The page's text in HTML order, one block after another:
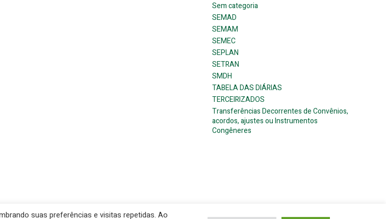
Sem categoria
SEMAD
SEMAM
SEMEC
SEPLAN
SETRAN
SMDH
TABELA DAS DIÁRIAS
TERCEIRIZADOS
Transferências Decorrentes de Convênios,
acordos, ajustes ou Instrumentos
Congêneres
Municipal. Created for free using WordPress and
suas preferências e visitas repetidas. Ao